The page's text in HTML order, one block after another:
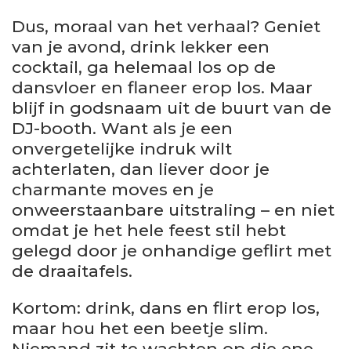
Dus, moraal van het verhaal? Geniet
van je avond, drink lekker een
cocktail, ga helemaal los op de
dansvloer en flaneer erop los. Maar
blijf in godsnaam uit de buurt van de
DJ-booth. Want als je een
onvergetelijke indruk wilt
achterlaten, dan liever door je
charmante moves en je
onweerstaanbare uitstraling – en niet
omdat je het hele feest stil hebt
gelegd door je onhandige geflirt met
de draaitafels.
Kortom: drink, dans en flirt erop los,
maar hou het een beetje slim.